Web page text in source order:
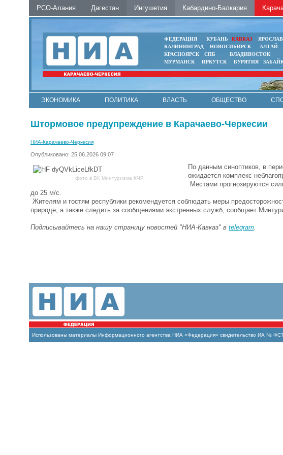
РСО-Алания Дагестан Ингушетия Кабардино-Балкария
ФЕДЕРАЦИЯ КУБАНЬ КАВКАЗ
КАЛИНИНГРАД
НОВОСИБИРСК АЛТАЙ
КРАСНОЯРСК
СПБ ВЛАДИВОСТОК
МУРМАНСК
ИРКУТСК БУРЯТИЯ
ЭКОНОМИКА ПОЛИТИКА ВЛАСТЬ ОБЩЕСТВО
Штормовое предупреждение в Карачаево-Черкесии
НИА-Карачаево-Черкесия
Опубликовано: 25.06.2026 09:07
фото в ВК Минтуризма КЧР
По данным синоптиков, в
ожидается комплекс
Местами прогнозируются
до 25 м/с.
️Жителям и гостям республики рекомендуется соблюдать меры
природе, а также следить за сообщениями экстренных служб, сообщает
Подписывайтесь на нашу страницу новостей "НИА-Кавказ" в telegram
Использованы материалы Информационного агентства НИА «Федерация» свидетельство ИА №
(Роскомнадзор)